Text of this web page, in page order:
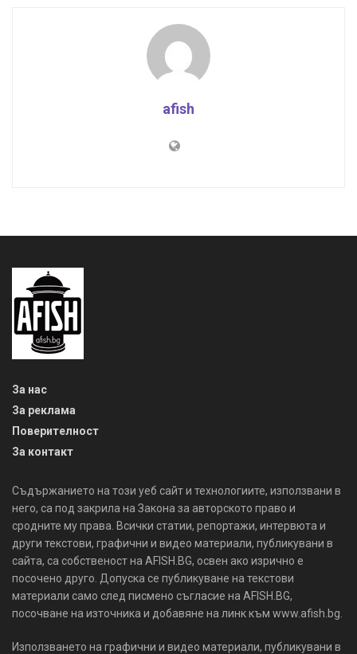
afish
За нас
За реклама
Поверителност
За контакт
Съдържанието на този уеб сайт и технологиите, използвани в
него, са под закрила на Закона за авторското право и
сродните му права. Всички статии, репортажи, интервюта и
други текстови, графични и видео материали, публикувани в
сайта, са собственост на AFISH.BG, освен ако изрично е
посочено друго. Допуска се публикуване на текстови
материали само след писмено съгласие на AFISH.BG,
посочване на източника и добавяне на линк към www.afish.bg.
Използването на графични и видео материали, публикувани в